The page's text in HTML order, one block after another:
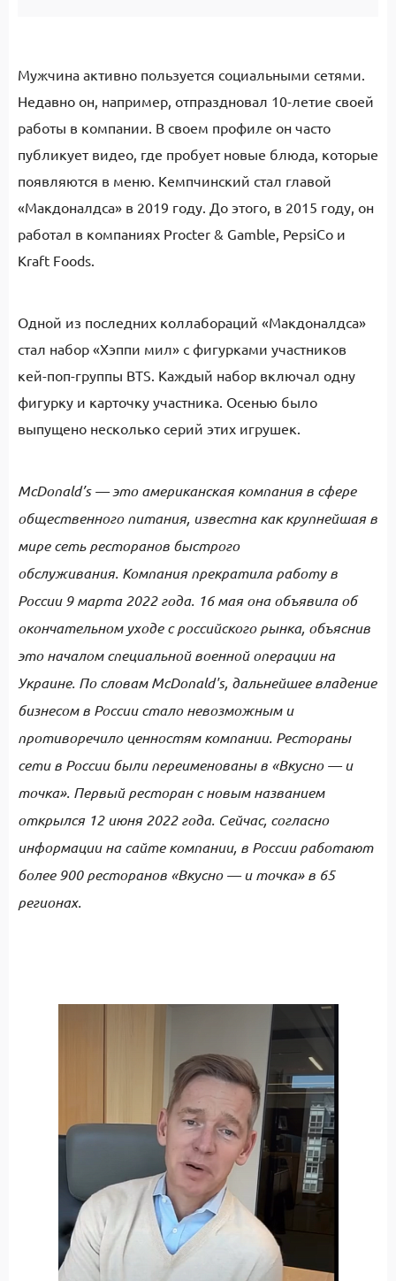
Мужчина активно пользуется социальными сетями.
Недавно он, например, отпраздновал 10-летие своей
работы в компании. В своем профиле он часто
публикует видео, где пробует новые блюда, которые
появляются в меню. Кемпчинский стал главой
«Макдоналдса» в 2019 году. До этого, в 2015 году, он
работал в компаниях Procter & Gamble, PepsiCo и
Kraft Foods.
Одной из последних коллабораций «Макдоналдса»
стал набор «Хэппи мил» с фигурками участников
кей-поп-группы BTS. Каждый набор включал одну
фигурку и карточку участника. Осенью было
выпущено несколько серий этих игрушек.
McDonald’s — это американская компания в сфере
общественного питания, известна как крупнейшая в
мире сеть ресторанов быстрого
обслуживания. Компания прекратила работу в
России 9 марта 2022 года. 16 мая она объявила об
окончательном уходе с российского рынка, объяснив
это началом специальной военной операции на
Украине. По словам McDonald's, дальнейшее владение
бизнесом в России стало невозможным и
противоречило ценностям компании. Рестораны
сети в России были переименованы в «Вкусно — и
точка». Первый ресторан с новым названием
открылся 12 июня 2022 года. Сейчас, согласно
информации на сайте компании, в России работают
более 900 ресторанов «Вкусно — и точка» в 65
регионах.